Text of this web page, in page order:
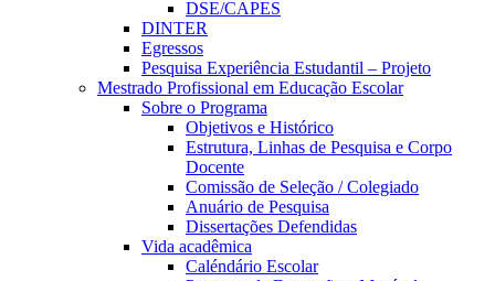
DSE/CAPES
DINTER
Egressos
Pesquisa Experiência Estudantil – Projeto
Mestrado Profissional em Educação Escolar
Sobre o Programa
Objetivos e Histórico
Estrutura, Linhas de Pesquisa e Corpo
Docente
Comissão de Seleção / Colegiado
Anuário de Pesquisa
Dissertações Defendidas
Vida acadêmica
Caléndário Escolar